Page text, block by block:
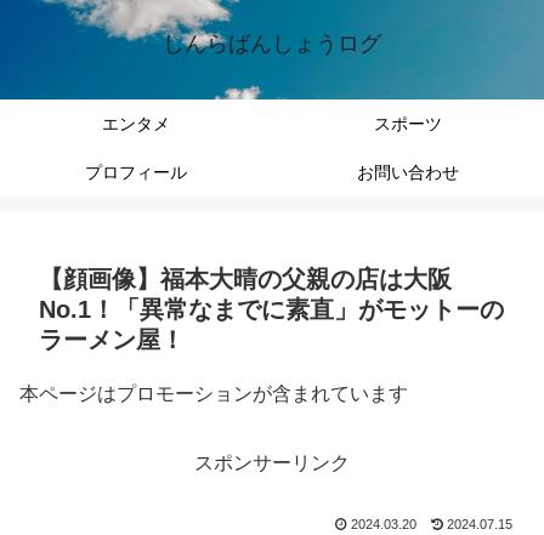
しんらばんしょうログ
エンタメ スポーツ
プロフィール お問い合わせ
【顔画像】福本大晴の父親の店は大阪
No.1！「異常なまでに素直」がモットーの
ラーメン屋！
本ページはプロモーションが含まれています
スポンサーリンク
2024.03.20 2024.07.15